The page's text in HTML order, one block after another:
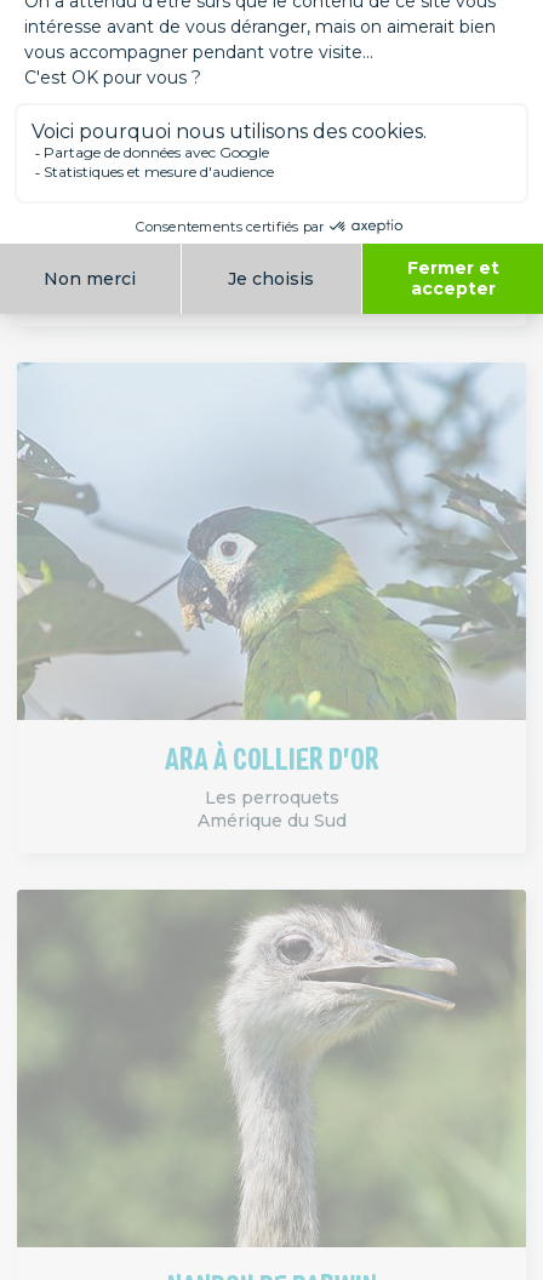
PENELOPE À GORGE BLEUE
Les oiseaux
ARA À COLLIER D'OR
Les perroquets
Amérique du Sud